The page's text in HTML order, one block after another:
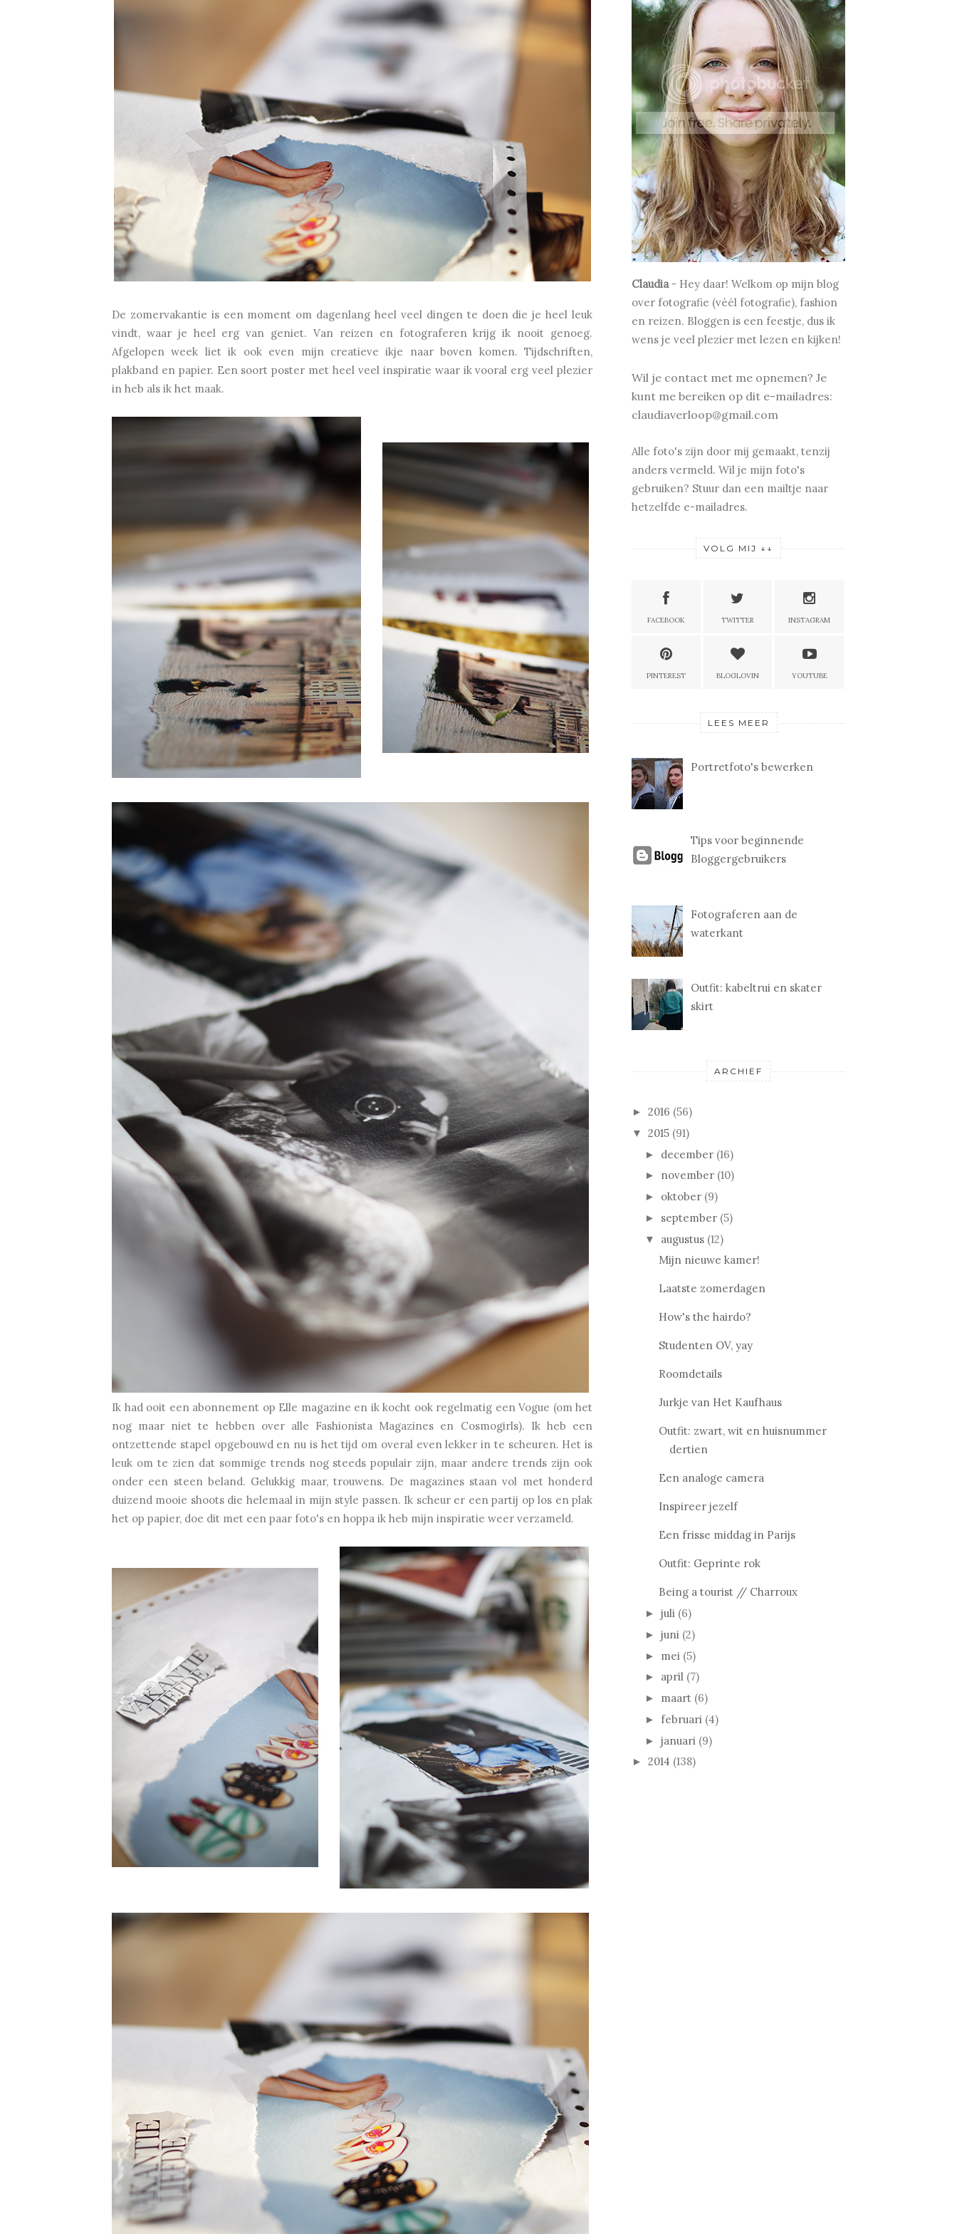
De zomervakantie is een moment om dagenlang heel veel dingen te doen die je heel leuk
vindt, waar je heel erg van geniet. Van reizen en fotograferen krijg ik nooit genoeg.
Afgelopen week liet ik ook even mijn creatieve ikje naar boven komen. Tijdschriften,
plakband en papier. Een soort poster met heel veel inspiratie waar ik vooral erg veel plezier
in heb als ik het maak.
Ik had ooit een abonnement op Elle magazine en ik kocht ook regelmatig een Vogue (om het
nog maar niet te hebben over alle Fashionista Magazines en Cosmogirls). Ik heb een
ontzettende stapel opgebouwd en nu is het tijd om overal even lekker in te scheuren. Het is
leuk om te zien dat sommige trends nog steeds populair zijn, maar andere trends zijn ook
onder een steen beland. Gelukkig maar, trouwens. De magazines staan vol met honderd
duizend mooie shoots die helemaal in mijn style passen. Ik scheur er een partij op los en plak
het op papier, doe dit met een paar foto's en hoppa ik heb mijn inspiratie weer verzameld.
Claudia- Hey daar! Welkom op mijn blog
over fotografie (véél fotografie), fashion
en reizen. Bloggen is een feestje, dus ik
wens je veel plezier met lezen en kijken!
Wil je contact met me opnemen? Je
kunt me bereiken op dit e-mailadres:
claudiaverloop@gmail.com
Alle foto's zijn door mij gemaakt, tenzij
anders vermeld. Wil je mijn foto's
gebruiken? Stuur dan een mailtje naar
hetzelfde e-mailadres.
VOLG MIJ ↓↓
FACEBOOK TWITTER INSTAGRAM
PINTEREST BLOGLOVIN YOUTUBE
LEES MEER
Portretfoto's bewerken
Tips voor beginnende
Bloggergebruikers
Fotograferen aan de
waterkant
Outfit: kabeltrui en skater
skirt
ARCHIEF
► 2016 (56)
▼ 2015 (91)
► december (16)
► november (10)
► oktober (9)
► september (5)
▼ augustus (12)
Mijn nieuwe kamer!
Laatste zomerdagen
How's the hairdo?
Studenten OV, yay
Roomdetails
Jurkje van Het Kaufhaus
Outfit: zwart, wit en huisnummer
dertien
Een analoge camera
Inspireer jezelf
Een frisse middag in Parijs
Outfit: Geprinte rok
Being a tourist // Charroux
► juli (6)
► juni (2)
► mei (5)
► april (7)
► maart (6)
► februari (4)
► januari (9)
► 2014 (138)